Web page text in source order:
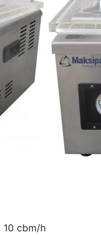
10 cbm/h